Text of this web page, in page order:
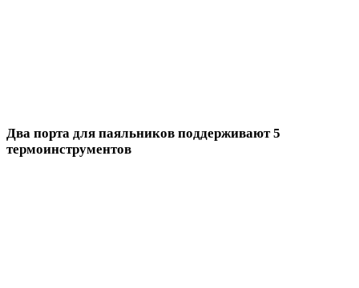
Два порта для паяльников поддерживают 5
термоинструментов